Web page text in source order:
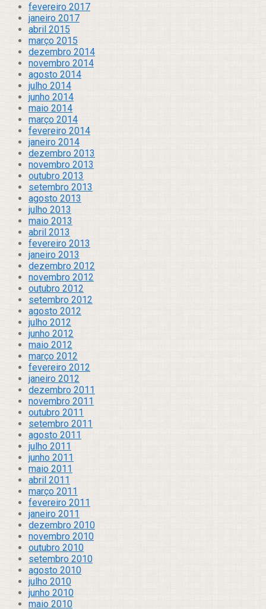
fevereiro 2017
janeiro 2017
abril 2015
março 2015
dezembro 2014
novembro 2014
agosto 2014
julho 2014
junho 2014
maio 2014
março 2014
fevereiro 2014
janeiro 2014
dezembro 2013
novembro 2013
outubro 2013
setembro 2013
agosto 2013
julho 2013
maio 2013
abril 2013
fevereiro 2013
janeiro 2013
dezembro 2012
novembro 2012
outubro 2012
setembro 2012
agosto 2012
julho 2012
junho 2012
maio 2012
março 2012
fevereiro 2012
janeiro 2012
dezembro 2011
novembro 2011
outubro 2011
setembro 2011
agosto 2011
julho 2011
junho 2011
maio 2011
abril 2011
março 2011
fevereiro 2011
janeiro 2011
dezembro 2010
novembro 2010
outubro 2010
setembro 2010
agosto 2010
julho 2010
junho 2010
maio 2010